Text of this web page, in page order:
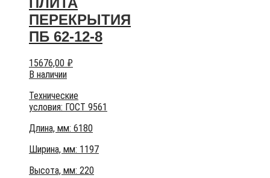
ПЕРЕКРЫТИЯ
ПБ 62-12-8
15676,00 ₽
В наличии
Технические
условия: ГОСТ 9561
Длина, мм: 6180
Ширина, мм: 1197
Высота, мм: 220